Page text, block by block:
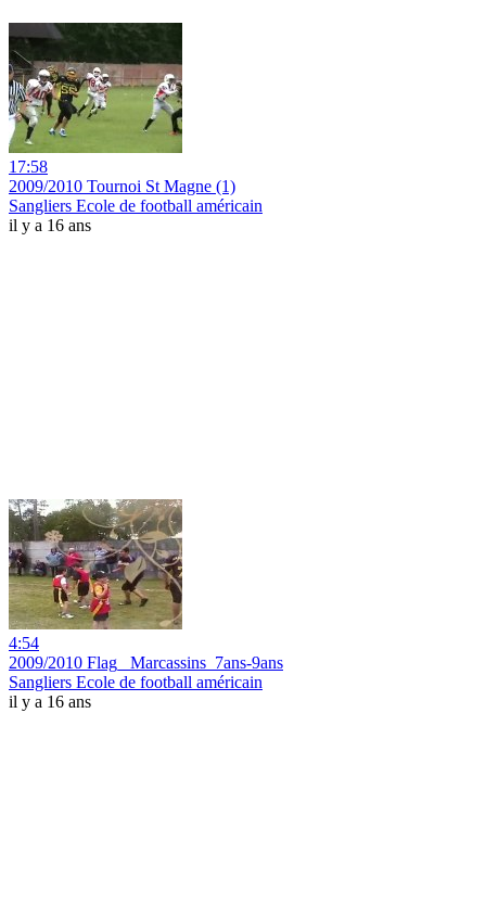
17:58
2009/2010 Tournoi St Magne (1)
Sangliers Ecole de football américain
il y a 16 ans
4:54
2009/2010 Flag_ Marcassins_7ans-9ans
Sangliers Ecole de football américain
il y a 16 ans